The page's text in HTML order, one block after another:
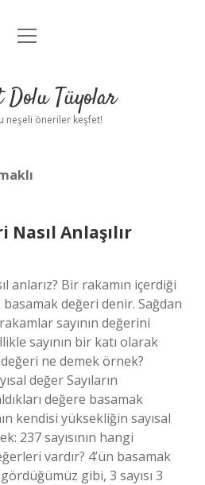
Anasayfa
Uyarı
menüyü
Dolu Tüyolar
neşeli öneriler keşfet!
Nasıl Anlaşılır
anlarız? Bir rakamın içerdiği
basamak değeri denir. Sağdan
sayının değerini
sayının bir katı olarak
ne demek örnek?
değer Sayıların
değere basamak
kendisi yüksekliğin sayısal
237 sayısının hangi
vardır? 4’ün basamak
gibi, 3 sayısı 3